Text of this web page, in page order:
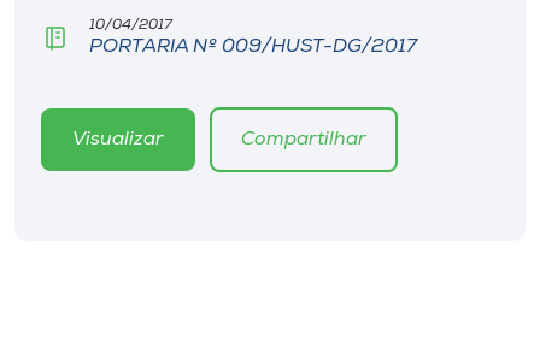
CPA
Biblioteca
10/04/2017
PORTARIA Nº 009/HUST-DG/2017
Visualizar Compartilhar